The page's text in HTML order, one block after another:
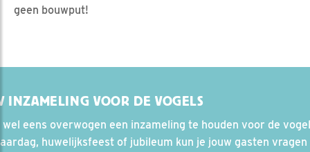
geen bouwput!
INZAMELING VOOR DE VOGELS
wel eens overwogen een inzameling te houden voor de
huwelijksfeest of jubileum kun je jouw gasten vragen